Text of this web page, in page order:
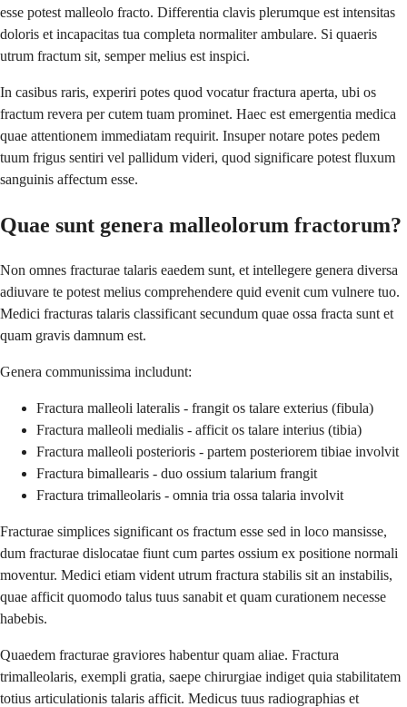
esse potest malleolo fracto. Differentia clavis plerumque est intensitas
doloris et incapacitas tua completa normaliter ambulare. Si quaeris
utrum fractum sit, semper melius est inspici.
In casibus raris, experiri potes quod vocatur fractura aperta, ubi os
fractum revera per cutem tuam prominet. Haec est emergentia medica
quae attentionem immediatam requirit. Insuper notare potes pedem
tuum frigus sentiri vel pallidum videri, quod significare potest fluxum
sanguinis affectum esse.
Quae sunt genera malleolorum fractorum?
Non omnes fracturae talaris eaedem sunt, et intellegere genera diversa
adiuvare te potest melius comprehendere quid evenit cum vulnere tuo.
Medici fracturas talaris classificant secundum quae ossa fracta sunt et
quam gravis damnum est.
Genera communissima includunt:
Fractura malleoli lateralis - frangit os talare exterius (fibula)
Fractura malleoli medialis - afficit os talare interius (tibia)
Fractura malleoli posterioris - partem posteriorem tibiae involvit
Fractura bimallearis - duo ossium talarium frangit
Fractura trimalleolaris - omnia tria ossa talaria involvit
Fracturae simplices significant os fractum esse sed in loco mansisse,
dum fracturae dislocatae fiunt cum partes ossium ex positione normali
moventur. Medici etiam vident utrum fractura stabilis sit an instabilis,
quae afficit quomodo talus tuus sanabit et quam curationem necesse
habebis.
Quaedem fracturae graviores habentur quam aliae. Fractura
trimalleolaris, exempli gratia, saepe chirurgiae indiget quia stabilitatem
totius articulationis talaris afficit. Medicus tuus radiographias et